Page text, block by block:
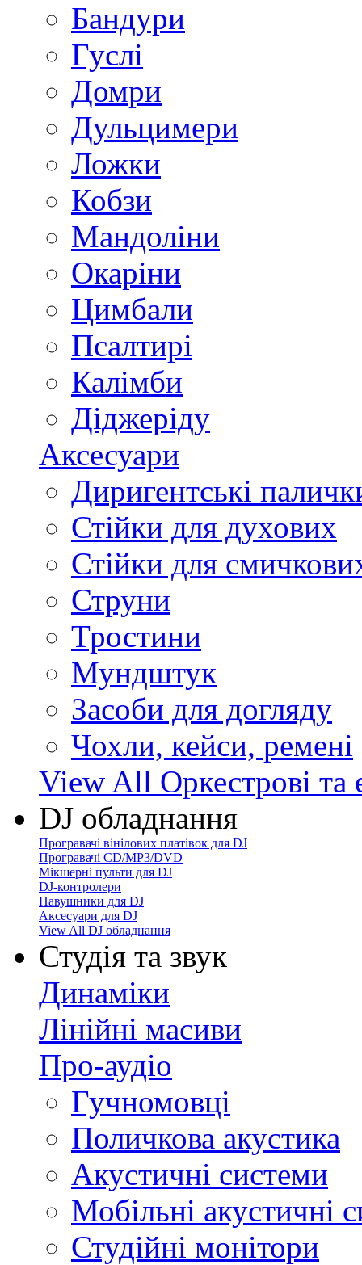
Бандури
Гуслі
Домри
Дульцимери
Ложки
Кобзи
Мандоліни
Окаріни
Цимбали
Псалтирі
Калімби
Діджеріду
Аксесуари
Диригентські
Стійки для духових
Стійки для
Струни
Тростини
Мундштук
Засоби для догляду
Чохли, кейси, ремені
View All Оркестрові та
DJ обладнання
Програвачі вінілових платівок для DJ
Програвачі CD/MP3/DVD
Мікшерні пульти для DJ
DJ-контролери
Навушники для DJ
Аксесуари для DJ
View All DJ обладнання
Студія та звук
Динаміки
Лінійні масиви
Про-аудіо
Гучномовці
Поличкова акустика
Акустичні системи
Мобільні акустичні
Студійні монітори